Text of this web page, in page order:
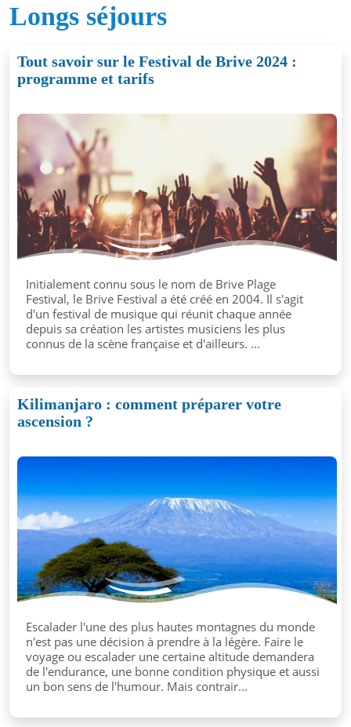
Longs séjours
Tout savoir sur le Festival de Brive 2024 :
programme et tarifs
Initialement connu sous le nom de Brive Plage
Festival, le Brive Festival a été créé en 2004. Il s'agit
d'un festival de musique qui réunit chaque année
depuis sa création les artistes musiciens les plus
connus de la scène française et d'ailleurs. ...
Kilimanjaro : comment préparer votre
ascension ?
Escalader l'une des plus hautes montagnes du monde
n'est pas une décision à prendre à la légère. Faire le
voyage ou escalader une certaine altitude demandera
de l'endurance, une bonne condition physique et aussi
un bon sens de l'humour. Mais contrair...